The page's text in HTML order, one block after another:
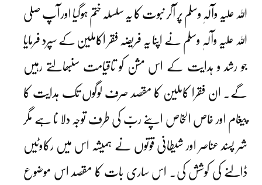
اللہ علیہ وآلہٖ وسلم پر آکر نبوت کا یہ سلسلہ ختم ہوگیا اور آپ صلی
اللہ علیہ وآلہٖ وسلم نے اپنا یہ فریضہ فقر اکاملین کے سپرد فرمایا
جو رشد و ہدایت کے اس مشن کو تاقیامت سنبھالتے رہیں
گے۔ ان فقرا کاملین کا مقصد صرف لوگوں تک ہدایت کا
پیغام اور خاص الخاص اپنے ربّ کی طرف توجہ دلا نا ہے مگر
شر پسند عناصر اور شیطانی قوتوں نے ہمیشہ اس میں رکاوٹیں
ڈالنے کی کوشش کی۔ اس ساری بات کا مقصد اس موضوع